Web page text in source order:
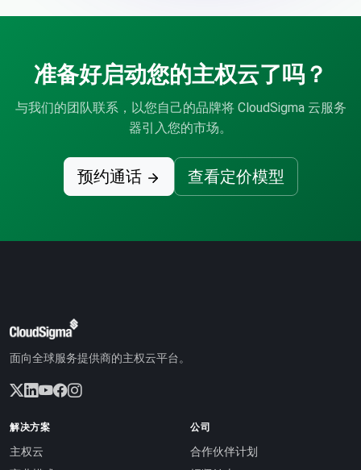
准备好启动您的主权云了吗？
与我们的团队联系，以您自己的品牌将 CloudSigma 云服务
器引入您的市场。
预约通话 查看定价模型
面向全球服务提供商的主权云平台。
解决方案
主权云
公司
合作伙伴计划